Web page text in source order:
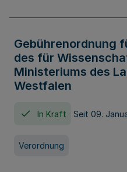
Gebührenordnung
des für
Ministeriums des
Westfalen
In Kraft Seit 09.
Verordnung